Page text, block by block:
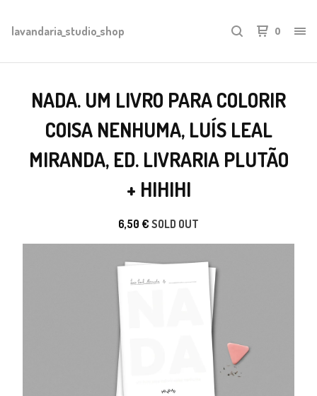
lavandaria_studio_shop 0
NADA. UM LIVRO PARA COLORIR
COISA NENHUMA, LUÍS LEAL
MIRANDA, ED. LIVRARIA PLUTÃO
+ HIHIHI
6,50 € SOLD OUT